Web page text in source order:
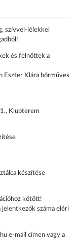
szívvel-lélekkel
és felnőttek a
Eszter Klára bőrműves
Klubterem
készítése
kötött!
jelentkezők száma eléri
e-mail címen vagy a